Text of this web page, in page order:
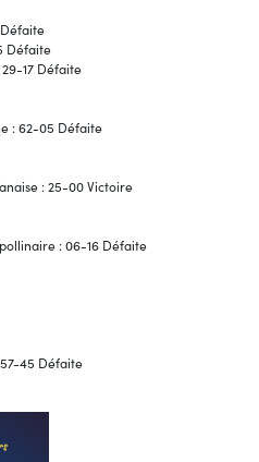
Défaite
17 Défaite
: 62-05 Défaite
: 25-00 Victoire
: 06-16 Défaite
45 Défaite